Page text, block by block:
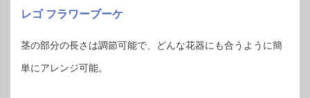
レゴ フラワーブーケ
茎の部分の長さは調節可能で、どんな花器にも合うように簡
単にアレンジ可能。